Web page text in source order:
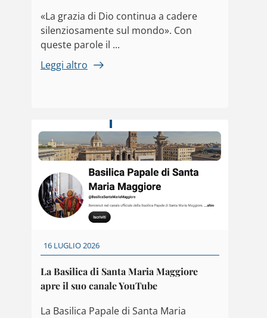
«La grazia di Dio continua a cadere
silenziosamente sul mondo». Con
queste parole il ...
Leggi altro
16 LUGLIO 2026
La Basilica di Santa Maria Maggiore
apre il suo canale YouTube
La Basilica Papale di Santa Maria